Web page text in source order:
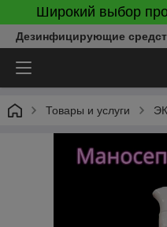
Широкий выбор
Дезинфицирующие
Товары и услуги